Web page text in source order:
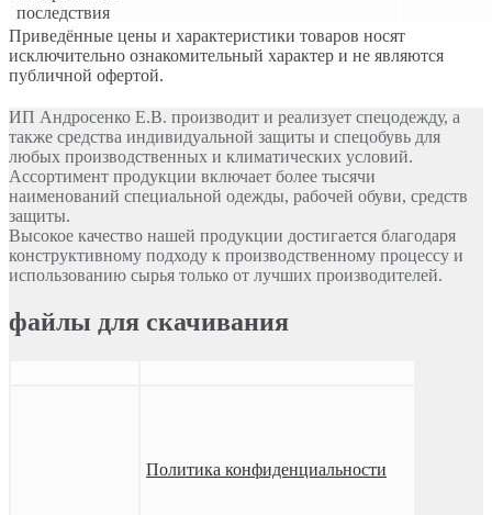
Приведённые цены и характеристики товаров носят
исключительно ознакомительный характер и не являются
публичной офертой.
ИП Андросенко Е.В. производит и реализует спецодежду, а
также средства индивидуальной защиты и спецобувь для
любых производственных и климатических условий.
Ассортимент продукции включает более тысячи
наименований специальной одежды, рабочей обуви, средств
защиты.
Высокое качество нашей продукции достигается благодаря
конструктивному подходу к производственному процессу и
использованию сырья только от лучших производителей.
файлы для скачивания
Политика конфиденциальности